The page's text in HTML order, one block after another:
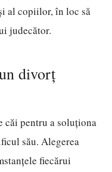
al copiilor, în loc să
judecător.
divorț
căi pentru a soluționa
său. Alegerea
fiecărui